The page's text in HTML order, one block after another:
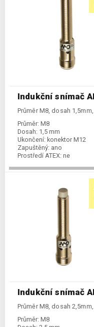
Indukční snímač
Průměr M8, dosah
Průměr: M8
Dosah: 1,5 mm
Ukončení: konektor M12
Zapuštěný: ano
Prostředí ATEX: ne
Indukční snímač
Průměr M8, dosah
Průměr: M8